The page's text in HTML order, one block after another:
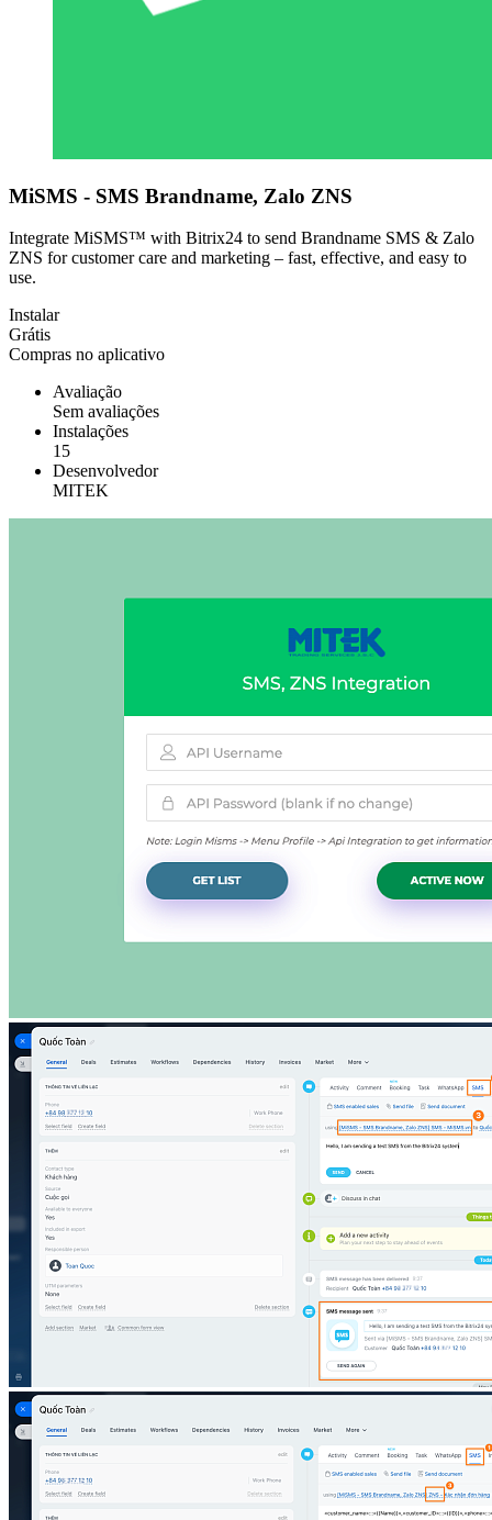
MiSMS - SMS Brandname, Zalo ZNS
Integrate MiSMS™ with Bitrix24 to send Brandname SMS & Zalo
ZNS for customer care and marketing – fast, effective, and easy to
use.
Instalar
Grátis
Compras no aplicativo
Avaliação
Sem avaliações
Instalações
15
Desenvolvedor
MITEK